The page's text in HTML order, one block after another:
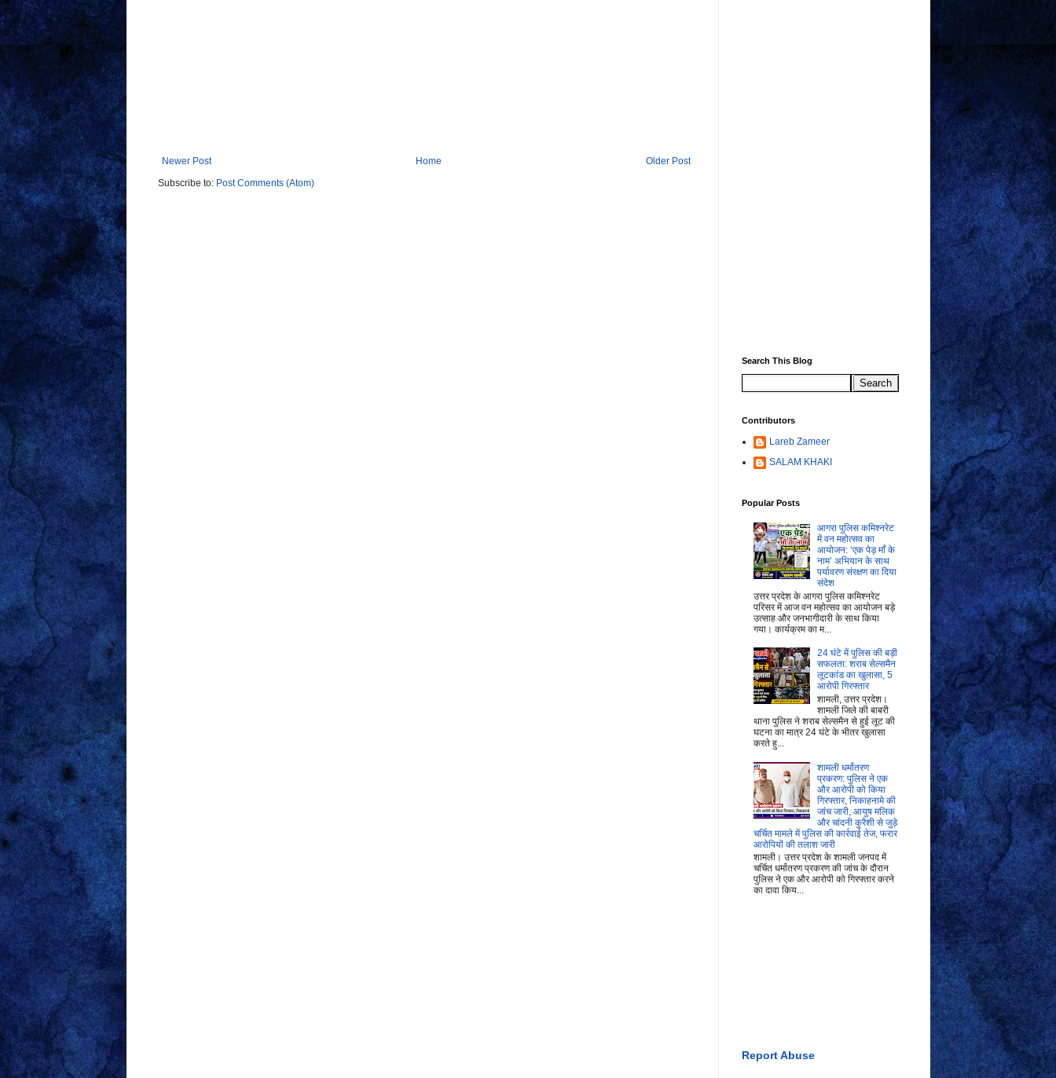
Newer Post Older Post
Home
Subscribe to: Post Comments (Atom)
Search This Blog
Contributors
Lareb Zameer
SALAM KHAKI
Popular Posts
आगरा पुलिस कमिश्नरेट
में वन महोत्सव का
आयोजन: ‘एक पेड़ माँ के
नाम’ अभियान के साथ
पर्यावरण संरक्षण का दिया
संदेश
उत्तर प्रदेश के आगरा पुलिस कमिश्नरेट
परिसर में आज वन महोत्सव का आयोजन बड़े
उत्साह और जनभागीदारी के साथ किया
गया। कार्यक्रम का म...
24 घंटे में पुलिस की बड़ी
सफलता: शराब सेल्समैन
लूटकांड का खुलासा, 5
आरोपी गिरफ्तार
शामली, उत्तर प्रदेश।
शामली जिले की बाबरी
थाना पुलिस ने शराब सेल्समैन से हुई लूट की
घटना का मात्र 24 घंटे के भीतर खुलासा
करते हु...
शामली धर्मांतरण
प्रकरण: पुलिस ने एक
और आरोपी को किया
गिरफ्तार, निकाहनामे की
जांच जारी, आयुष मलिक
और चांदनी कुरैशी से जुड़े
चर्चित मामले में पुलिस की कार्रवाई तेज, फरार
आरोपियों की तलाश जारी
शामली। उत्तर प्रदेश के शामली जनपद में
चर्चित धर्मांतरण प्रकरण की जांच के दौरान
पुलिस ने एक और आरोपी को गिरफ्तार करने
का दावा किय...
Report Abuse